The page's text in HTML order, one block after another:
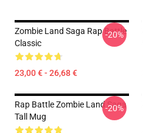
Zombie Land Saga Rap Battle
Classic
23,00 € - 26,68 €
-20%
Rap Battle Zombie Land Saga
Tall Mug
-20%